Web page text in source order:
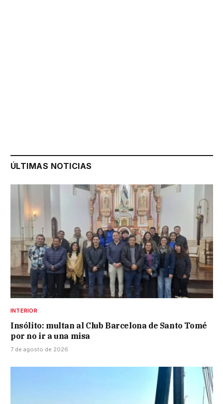
ÚLTIMAS NOTICIAS
INTERIOR
Insólito: multan al Club Barcelona de Santo Tomé
por no ir a una misa
7 de agosto de 2026